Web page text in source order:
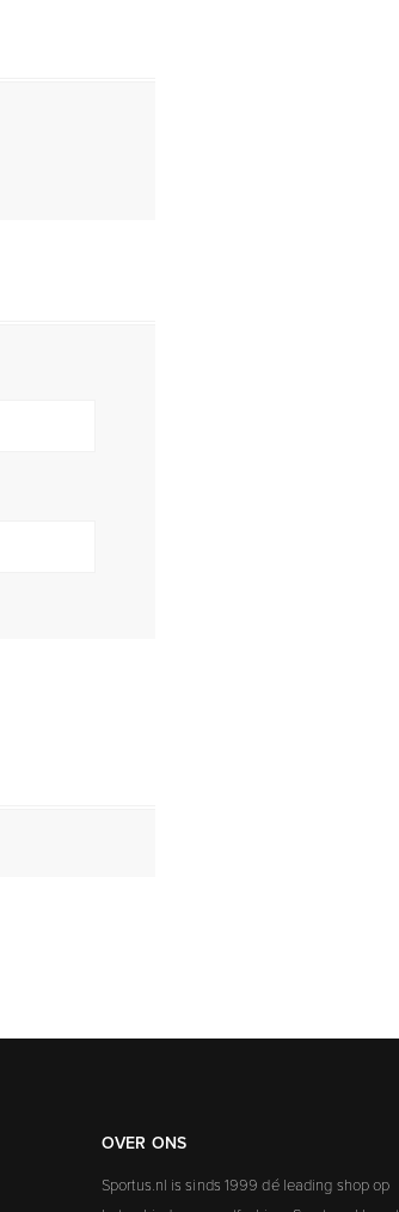
OVER ONS
Sportus.nl is sinds 1999 dé leading shop op